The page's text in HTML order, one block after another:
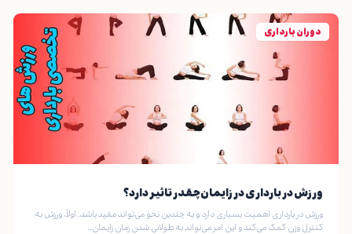
دوران بارداری
ورزش در بارداری در زایمان چقدر تاثیر دارد؟
ورزش در بارداری اهمیت بسیاری دارد و به چندین نحو می‌تواند مفید باشد. اولاً، ورزش به
کنترل وزن کمک می‌کند و این امر می‌تواند به طولانی شدن زمان زایمان…